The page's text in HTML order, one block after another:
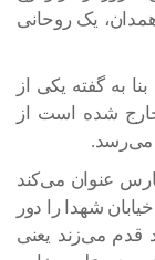
یک روحانی
به گفته یکی از
شده است از
می‌رسد.
عنوان می‌کند
بوده چند بار خیابان شهدا را دور
قدم می‌‌زند یعنی